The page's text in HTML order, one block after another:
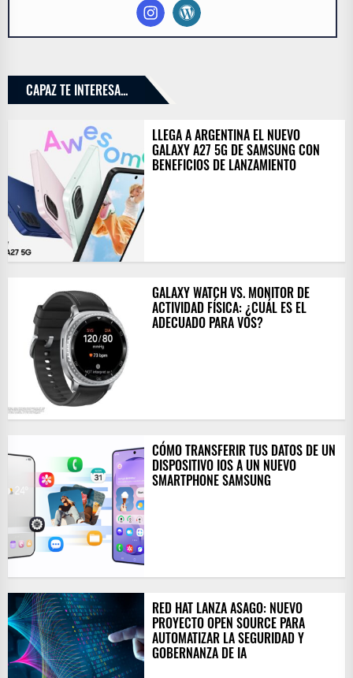
CAPAZ TE INTERESA...
LLEGA A ARGENTINA EL NUEVO
GALAXY A27 5G DE SAMSUNG CON
BENEFICIOS DE LANZAMIENTO
GALAXY WATCH VS. MONITOR DE
ACTIVIDAD FÍSICA: ¿CUÁL ES EL
ADECUADO PARA VOS?
CÓMO TRANSFERIR TUS DATOS DE UN
DISPOSITIVO IOS A UN NUEVO
SMARTPHONE SAMSUNG
RED HAT LANZA ASAGO: NUEVO
PROYECTO OPEN SOURCE PARA
AUTOMATIZAR LA SEGURIDAD Y
GOBERNANZA DE IA